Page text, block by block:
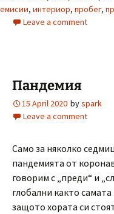
емисии, интериор, пробег,
Leave a comment
Пандемия
15 April 2020 byspark
Leave a comment
Само за няколко
пандемията от
говорим с „преди“ и
глобални както
защото хората си